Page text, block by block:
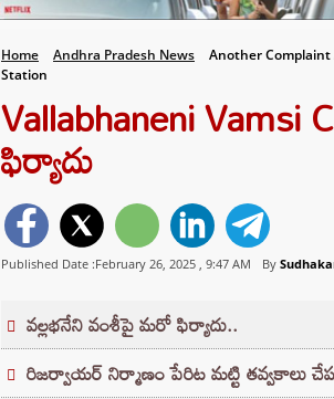
Home Andhra Pradesh News
Another Complaint
Station
Vallabhaneni
ఫిర్యాదు
Published Date :February 26, 2025 , 9:47 AM By
వల్లభనేని వంశీపై మరో ఫిర్యాదు..
రిజర్వాయర్ నిర్మాణం పేరిట మట్టి తవ్వకాలు